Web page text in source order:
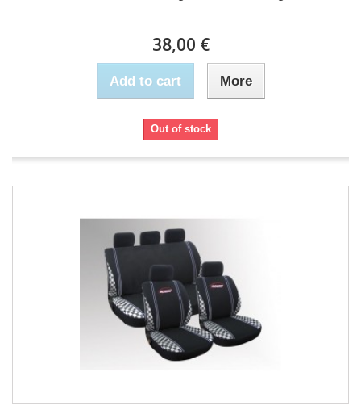
38,00 €
Add to cart More
Out of stock